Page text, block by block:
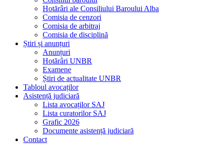
Hotărâri ale Consiliului Baroului Alba
Comisia de cenzori
Comisia de arbitraj
Comisia de disciplină
Știri și anunțuri
Anunțuri
Hotărâri UNBR
Examene
Știri de actualitate UNBR
Tabloul avocaților
Asistență judiciară
Lista avocaților SAJ
Lista curatorilor SAJ
Grafic 2026
Documente asistență judiciară
Contact